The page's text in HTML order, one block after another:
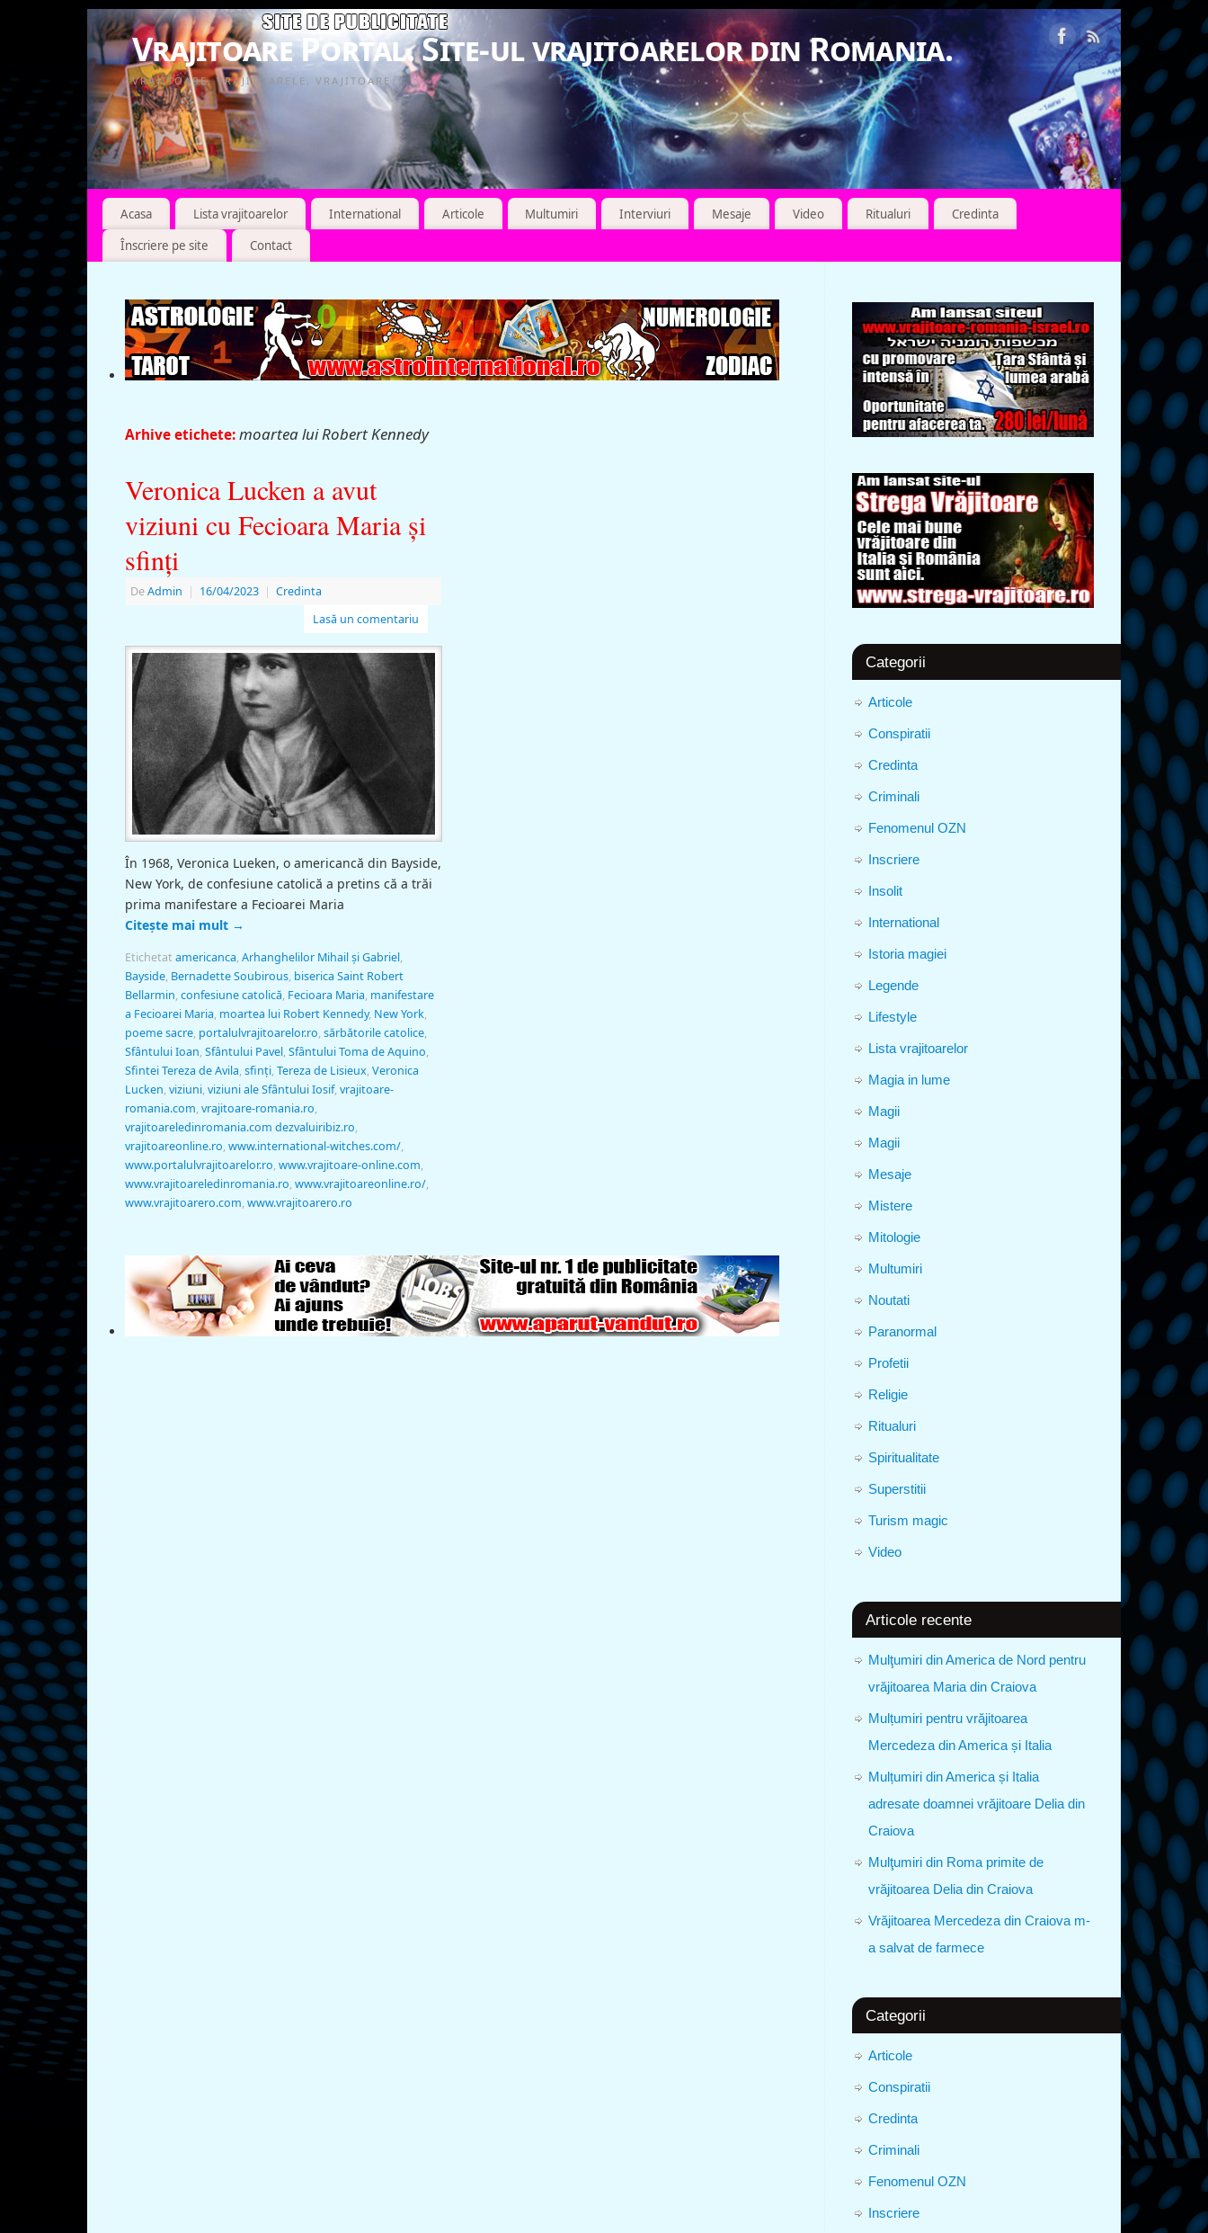
Vrajitoare Portal. Site-ul vrajitoarelor din Romania.
VRAJITOARE, VRAJITOARELE, VRAJITOARE
Acasa Lista vrajitoarelor International Articole Multumiri Interviuri Mesaje Video Ritualuri
Credinta
Înscriere pe site
Contact
Arhive etichete:moartea lui Robert Kennedy
Veronica Lucken a avut
viziuni cu Fecioara Maria şi
sfinţi
DeAdmin | 16/04/2023 | Credinta
Lasă un comentariu
În 1968, Veronica Lueken, o americancă din Bayside,
New York, de confesiune catolică a pretins că a trăi
prima manifestare a Fecioarei Maria
Citește mai mult →
Etichetat americanca,Arhanghelilor Mihail şi Gabriel,
Bayside, Bernadette Soubirous, biserica Saint Robert
Bellarmin,confesiune catolică, Fecioara Maria, manifestare
a Fecioarei Maria, moartea lui Robert Kennedy, New York,
poeme sacre, portalulvrajitoarelor.ro,sărbătorile catolice,
Sfântului Ioan,Sfântului Pavel,Sfântului Toma de Aquino,
Sfintei Tereza de Avila,sfinţi,Tereza de Lisieux,Veronica
Lucken,viziuni,viziuni ale Sfântului Iosif,vrajitoare-
romania.com,vrajitoare-romania.ro,
vrajitoareledinromania.com dezvaluiribiz.ro,
vrajitoareonline.ro,www.international-witches.com/,
www.portalulvrajitoarelor.ro,www.vrajitoare-online.com,
www.vrajitoareledinromania.ro,www.vrajitoareonline.ro/,
www.vrajitoarero.com,www.vrajitoarero.ro
Categorii
Articole
Conspiratii
Credinta
Criminali
Fenomenul OZN
Inscriere
Insolit
International
Istoria magiei
Legende
Lifestyle
Lista vrajitoarelor
Magia in lume
Magii
Magii
Mesaje
Mistere
Mitologie
Multumiri
Noutati
Paranormal
Profetii
Religie
Ritualuri
Spiritualitate
Superstitii
Turism magic
Video
Articole recente
Mulţumiri din America de Nord pentru
vrăjitoarea Maria din Craiova
Mulțumiri pentru vrăjitoarea
Mercedeza din America și Italia
Mulțumiri din America și Italia
adresate doamnei vrăjitoare Delia din
Craiova
Mulţumiri din Roma primite de
vrăjitoarea Delia din Craiova
Vrăjitoarea Mercedeza din Craiova m-
a salvat de farmece
Categorii
Articole
Conspiratii
Credinta
Criminali
Fenomenul OZN
Inscriere